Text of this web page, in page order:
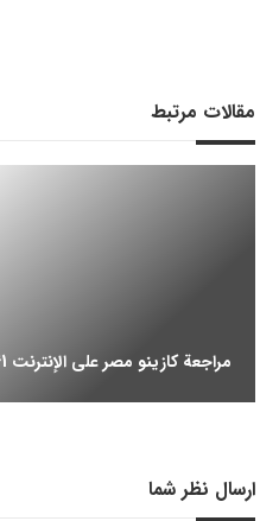
مقالات مرتبط
مراجعة كازينو مصر على الإنترنت 61
ارسال نظر شما